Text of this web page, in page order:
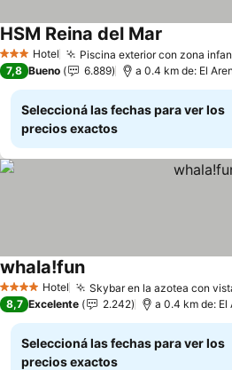
3 Estrellas
Hotel Piscina exterior con zona
HSM Reina del Mar
7,8 Bueno 6.889 a 0.4 km de: El
Seleccioná las fechas para ver los
precios exactos
4 EstrellasHotel Skybar en la azotea con
whala!funVer precios
8,7 Excelente 2.242 a 0.4 km de: El
Seleccioná las fechas para ver los
precios exactos